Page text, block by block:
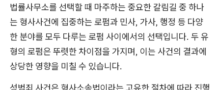
법률사무소를 선택할 때 마주하는 중요한 갈림길 중 하나
는 형사사건에 집중하는 로펌과 민사, 가사, 행정 등 다양
한 분야를 모두 다루는 로펌 사이에서의 선택입니다. 두 유
형의 로펌은 뚜렷한 차이점을 가지며, 이는 사건의 결과에
상당한 영향을 미칠 수 있습니다.
성범죄 사건은 형사소송법이라는 고유한 절차에 따라 진행